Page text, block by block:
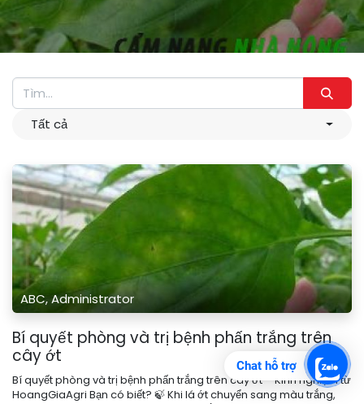
Tất cả
ABC, Administrator
Bí quyết phòng và trị bệnh phấn trắng trên
cây ớt
Bí quyết phòng và trị bệnh phấn trắng trên cây ớt – Kinh nghiệm từ
HoangGiaAgri Bạn có biết? 🍃 Khi lá ớt chuyển sang màu trắng,
Chat hỗ trợ